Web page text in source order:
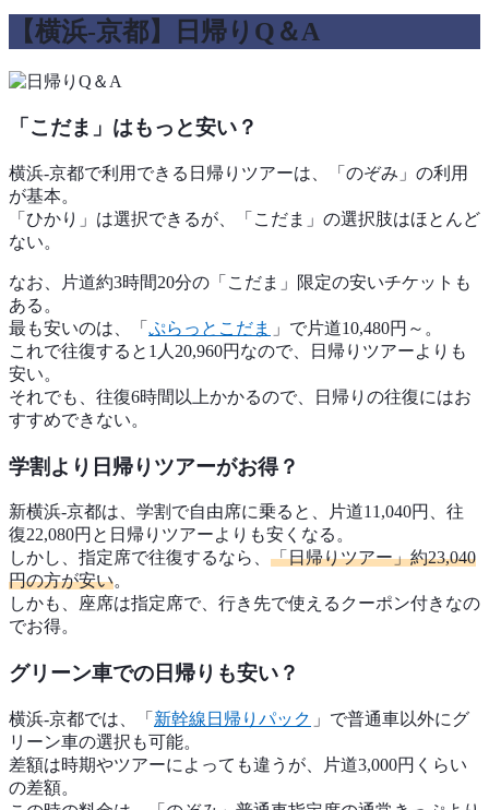
【横浜-京都】日帰りQ＆A
「こだま」はもっと安い？
横浜-京都で利用できる日帰りツアーは、「のぞみ」の利用
が基本。
「ひかり」は選択できるが、「こだま」の選択肢はほとんど
ない。
なお、片道約3時間20分の「こだま」限定の安いチケットも
ある。
最も安いのは、「 ぷらっとこだま 」で片道10,480円～。
これで往復すると1人20,960円なので、日帰りツアーよりも
安い。
それでも、往復6時間以上かかるので、日帰りの往復にはお
すすめできない。
学割より日帰りツアーがお得？
新横浜-京都は、学割で自由席に乗ると、片道11,040円、往
復22,080円と日帰りツアーよりも安くなる。
しかし、指定席で往復するなら、 「日帰りツアー」約23,040
円の方が安い。
しかも、座席は指定席で、行き先で使えるクーポン付きなの
でお得。
グリーン車での日帰りも安い？
横浜-京都では、「 新幹線日帰りパック 」で普通車以外にグ
リーン車の選択も可能。
差額は時期やツアーによっても違うが、片道3,000円くらい
の差額。